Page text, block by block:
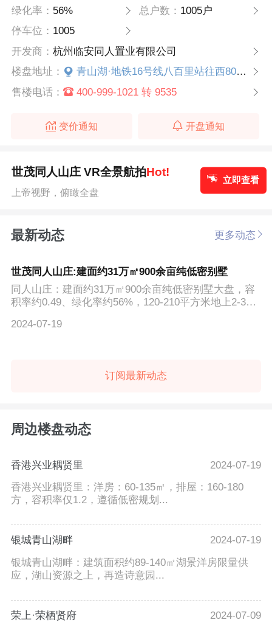
绿化率： 56% 总户数： 1005户
停车位： 1005
开发商：杭州临安同人置业有限公司
楼盘地址：
青山湖·地铁16号线八百里站往西800米
售楼电话：
400-999-1021 转 9535
变价通知 开盘通知
世茂同人山庄 VR全景航拍Hot!
上帝视野，俯瞰全盘
立即查看
最新动态 更多动态
世茂同人山庄:建面约31万㎡900余亩纯低密别墅
同人山庄：建面约31万㎡900余亩纯低密别墅大盘，容
积率约0.49、绿化率约56%，120-210平方米地上2-3
2024-07-19
订阅最新动态
周边楼盘动态
香港兴业耦贤里
2024-07-19
香港兴业耦贤里：洋房：60-135㎡，排屋：160-180
方，容积率仅1.2，遵循低密规划...
银城青山湖畔
2024-07-19
银城青山湖畔：建筑面积约89-140㎡湖景洋房限量供
应，湖山资源之上，再造诗意园...
荣上·荣栖贤府
2024-07-09